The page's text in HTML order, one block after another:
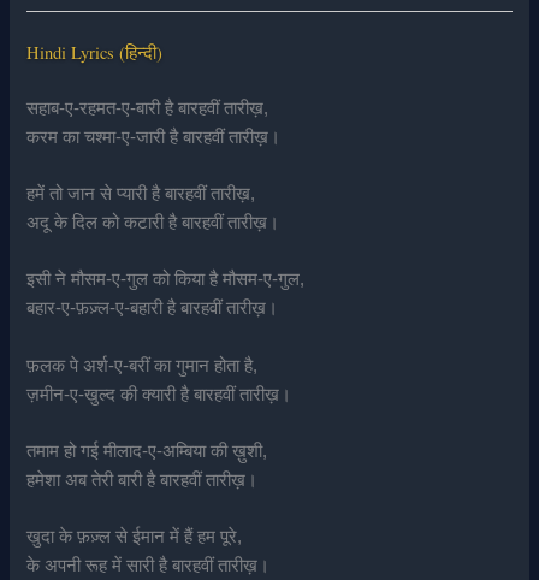
Hindi Lyrics (हिन्दी)
सहाब-ए-रहमत-ए-बारी है बारहवीं तारीख़,
करम का चश्मा-ए-जारी है बारहवीं तारीख़।
हमें तो जान से प्यारी है बारहवीं तारीख़,
अदू के दिल को कटारी है बारहवीं तारीख़।
इसी ने मौसम-ए-गुल को किया है मौसम-ए-गुल,
बहार-ए-फ़ज़्ल-ए-बहारी है बारहवीं तारीख़।
फ़लक पे अर्श-ए-बरीं का गुमान होता है,
ज़मीन-ए-खुल्द की क्यारी है बारहवीं तारीख़।
तमाम हो गई मीलाद-ए-अम्बिया की ख़ुशी,
हमेशा अब तेरी बारी है बारहवीं तारीख़।
खुदा के फ़ज़्ल से ईमान में हैं हम पूरे,
के अपनी रूह में सारी है बारहवीं तारीख़।